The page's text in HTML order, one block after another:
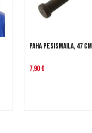
Paha pesismaila, 47 cm
7,90 €